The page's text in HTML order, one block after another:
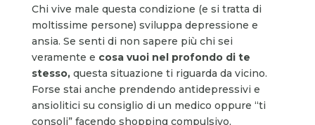
Chi vive male questa condizione (e si tratta di
moltissime persone) sviluppa depressione e
ansia. Se senti di non sapere più chi sei
veramente e cosa vuoi nel profondo di te
stesso, questa situazione ti riguarda da vicino.
Forse stai anche prendendo antidepressivi e
ansiolitici su consiglio di un medico oppure “ti
consoli” facendo shopping compulsivo,